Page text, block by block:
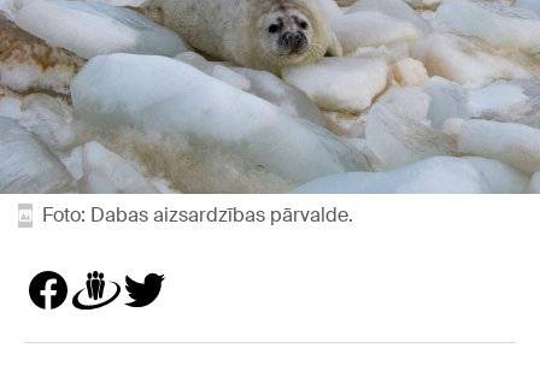
Foto: Dabas aizsardzības pārvalde.